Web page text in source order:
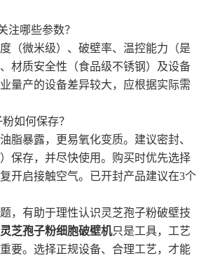
哪些参数？
微米级）、破壁率、温控能力（是
材质安全性（食品级不锈钢）及设备
量产的设备差异较大，应根据实际需
如何保存？
暴露，更易氧化变质。建议密封、
保存，并尽快使用。购买时优先选择
开启接触空气。已开封产品建议在3个
有助于理性认识灵芝孢子粉破壁技
灵芝孢子粉细胞破壁机只是工具，工艺
要。选择正规设备、合理工艺，才能